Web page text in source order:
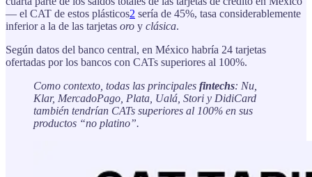
— el CAT de estos plásticos2 sería de 45%, tasa considerablemente
inferior a la de las tarjetas oro y clásica.
Según datos del banco central, en México habría 24 tarjetas
ofertadas por los bancos con CATs superiores al 100%.
Como contexto, todas las principales fintechs: Nu,
Klar, MercadoPago, Plata, Ualá, Stori y DidiCard
también tendrían CATs superiores al 100% en sus
productos “no platino”.